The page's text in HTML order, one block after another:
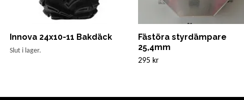
Innova 24x10-11 Bakdäck
Slut i lager.
Fästöra styrdämpare
25,4mm
295 kr